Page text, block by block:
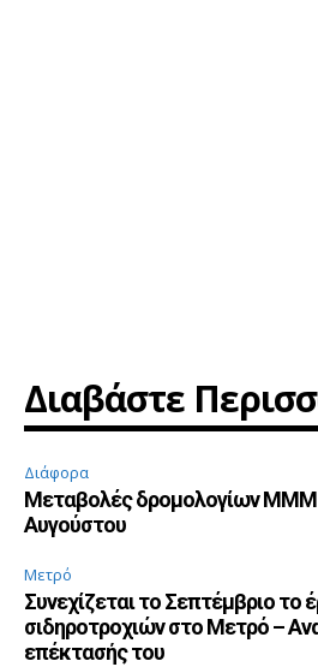
Διαβάστε
Διάφορα
Μεταβολές δρομολογίων ΜΜΜ
Αυγούστου
Μετρό
Συνεχίζεται το Σεπτέμβριο το
σιδηροτροχιών στο Μετρό –
επέκτασής του